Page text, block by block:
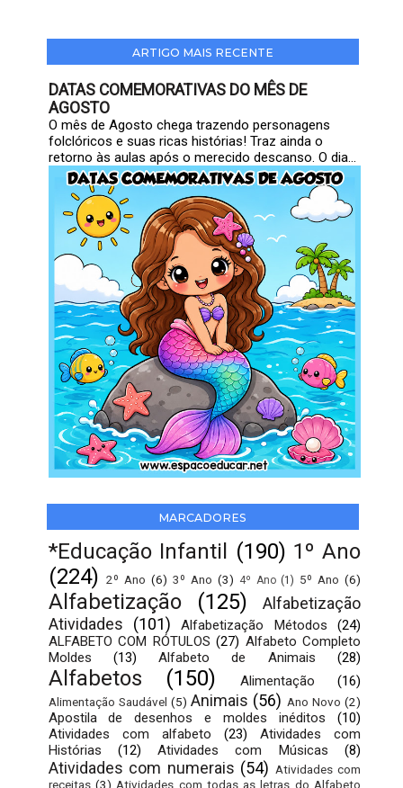
ARTIGO MAIS RECENTE
DATAS COMEMORATIVAS DO MÊS DE
AGOSTO
O mês de Agosto chega trazendo personagens
folclóricos e suas ricas histórias! Traz ainda o
retorno às aulas após o merecido descanso. O dia...
MARCADORES
*Educação Infantil (190) 1º Ano
(224) 2º Ano (6) 3º Ano (3) 4º Ano (1) 5º Ano (6)
Alfabetização (125)
Alfabetização
Atividades
(101) Alfabetização Métodos
(24)
ALFABETO COM RÓTULOS (27) Alfabeto Completo
Moldes
(13) Alfabeto de Animais (28)
Alfabetos (150) Alimentação (16)
Alimentação Saudável (5) Animais (56) Ano Novo (2)
Apostila de desenhos e moldes inéditos
(10)
Atividades com alfabeto
(23)
Atividades com
Histórias
(12) Atividades com Músicas (8)
Atividades com numerais (54) Atividades com
receitas (3) Atividades com todas as letras do Alfabeto